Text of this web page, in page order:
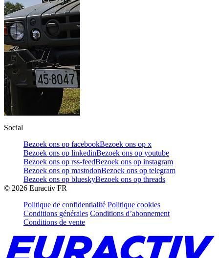
Social
Bezoek ons op facebookBezoek ons op x
Bezoek ons op linkedinBezoek ons op youtube
Bezoek ons op rss-feedBezoek ons op instagram
Bezoek ons op mastodonBezoek ons op telegram
Bezoek ons op blueskyBezoek ons op threads
© 2026 Euractiv FR
Politique de confidentialité Politique cookies
Conditions générales Conditions d’abonnement
Conditions de vente